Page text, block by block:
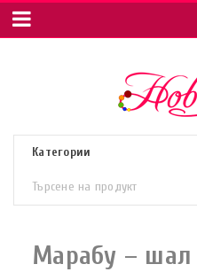
Марабу – шал